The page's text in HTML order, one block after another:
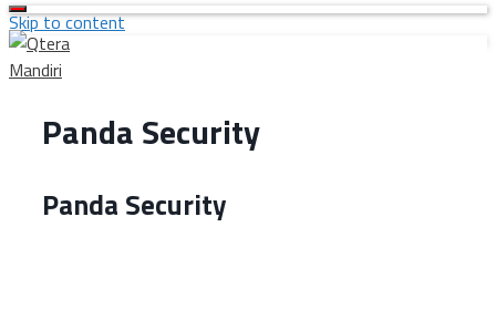
Skip to content
Panda Security
Panda Security